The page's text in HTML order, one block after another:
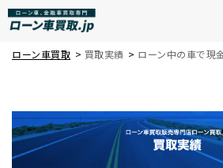
Skip
content
ローン車買取 > 買取実績 > ローン中の車で現